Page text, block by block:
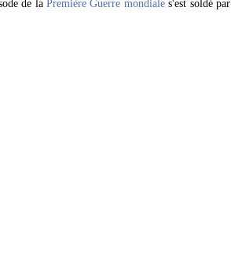
de laPremière Guerre mondiales'est soldé par